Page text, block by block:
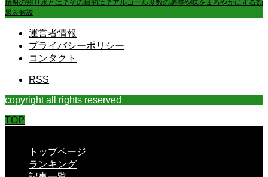
焼酎の割り水とは？その目的は？アルコール度数の調整や味をまろやかにする効
果を解説
運営者情報
プライバシーポリシー
コンタクト
RSS
copyright all rights reserved
TOP
トップページ
ランキング